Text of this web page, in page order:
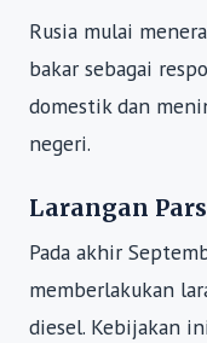
Rusia mulai
bakar sebagai
domestik dan
negeri.
Larangan
Pada akhir
memberlakukan
diesel. Kebijakan